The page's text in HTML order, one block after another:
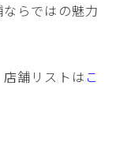
らではの魅力
舗リストは こ